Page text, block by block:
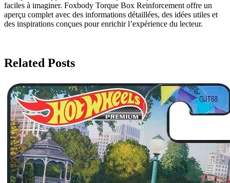
faciles à imaginer. Foxbody Torque Box Reinforcement offre un
aperçu complet avec des informations détaillées, des idées utiles et
des inspirations conçues pour enrichir l’expérience du lecteur.
Related Posts